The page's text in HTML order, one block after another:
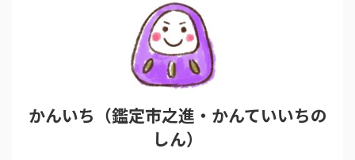
かんいち（鑑定市之進・かんていいちの
しん）